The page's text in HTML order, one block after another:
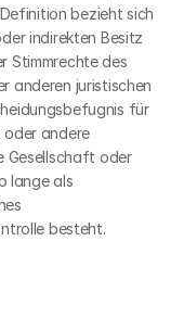
bezieht sich
indirekten Besitz
Stimmrechte des
anderen juristischen
für
oder andere
Gesellschaft oder
lange als
besteht.